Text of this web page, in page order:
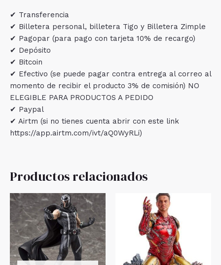
✔ Transferencia
✔ Billetera personal, billetera Tigo y Billetera Zimple
✔ Pagopar (para pago con tarjeta 10% de recargo)
✔ Depósito
✔ Bitcoin
✔ Efectivo (se puede pagar contra entrega al correo al
momento de recibir el producto 3% de comisión) NO
ELEGIBLE PARA PRODUCTOS A PEDIDO
✔ Paypal
✔ Airtm (si no tienes cuenta abrir con este link
https://app.airtm.com/ivt/aQ0WyRLi)
Productos relacionados